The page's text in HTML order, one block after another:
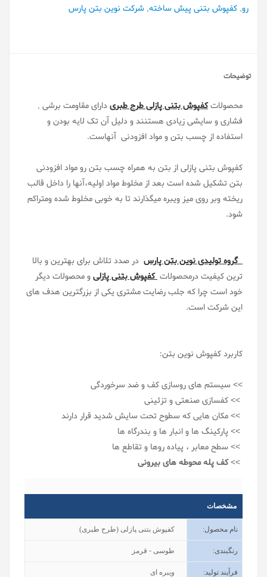
رو, کفپوش بتنی پیش ساخته, شرکت نوین بتن پارس
توضیحات
محصولاتکفپوش بتنی پازلی طرح طبری دارای مقاومت برشی ,
فشاری و سایشی زیادی هستنند و دلیل آن تک لایه بودن و
استفاده از چسب بتن و مواد افزودنی آنهاست.
کفپوش بتنی پازلی از بتن به همراه چسب بتن رو مواد افزودنی
بتن تشکیل شده است بعد از مخلوط مواد اولیه،آنها را داخل قالب
ریخته وبر روی میز ویبره میگذارند تا به خوبی مخلوط شده ومتراکم
شود.
گروه تولیدی نوین بتن پارس در صدد تلاش برای بهترین و بالا
ترین کیفیت درمحصولاتکفپوش بتنی پازلیو محصولات دیگر
خود است چرا که جلب رضایت مشتری یکی از بزرگترین هدف های
این شرکت است.
کاربرد کفپوش نوین بتن:
>> سیستم های روسازی کف و ضد سرخوردگی
>> کفسازی صنعتی و تزئینی
>> مکان هایی که سطوح تحت سایش شدید قرار دارند
>> پارکینگ ها و انبار ها و بندرگاه ها
>> سطح معابر ، پیاده روها و تقاطع ها
>>کف پله محوطه های بیرونی
مشخصات
نام محصول: کفپوش بتنی پازلی (طرح طبری)
رنگبندی: طوسی - قرمز
فرآیند تولید: ویبره ای